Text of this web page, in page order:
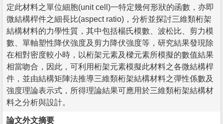
定此材料之單位細胞(unit cell)一特定幾何形狀的函數，亦即
微結構桿件之細長比(aspect ratio)，分析並探討三維類桁架
結構材料的力學性質，其中包括楊氏模數、波松比、剪力模
數、單軸塑性降伏強度及剪力降伏強度等，研究結果發現除
在相對密度較小時，以桁架元素及樑元素所模擬的數值結果
相當吻合，因此，可利用桁架元素模擬此材料之各微結構桿
件，並由結構矩陣法推導三維類桁架結構材料之彈性係數及
強度理論表示式，所得理論結果可應用於三維類桁架結構材
料之分析與設計。
論文外文摘要